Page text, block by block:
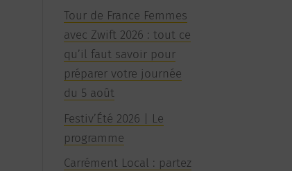
Tour de France Femmes
avec Zwift 2026 : tout ce
qu’il faut savoir pour
préparer votre journée
du 5 août
Festiv’Été 2026 | Le
programme
Carrément Local : partez